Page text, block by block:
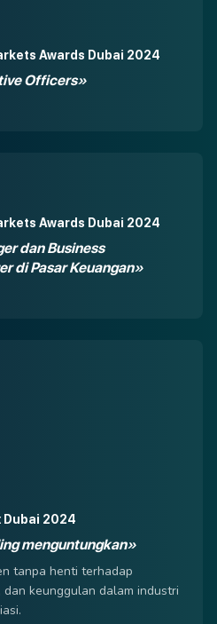
Awards Dubai 2024
Officers»
Awards Dubai 2024
dan Business
di Pasar Keuangan»
Dubai 2024
menguntungkan»
tanpa henti terhadap
keunggulan dalam industri